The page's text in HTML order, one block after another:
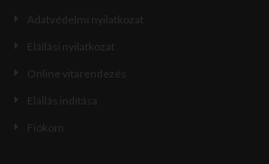
Adatvédelmi nyilatkozat
Elállási nyilatkozat
Online vitarendezés
Elállás indítása
Fiókom